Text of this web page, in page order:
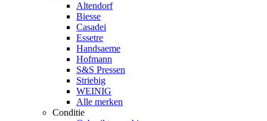
Altendorf
Biesse
Casadei
Essetre
Handsaeme
Hofmann
S&S Pressen
Striebig
WEINIG
Alle merken
Conditie